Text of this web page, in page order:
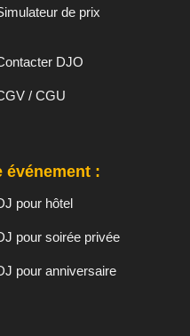
de prix
DJO
/ CGU
événement :
pour hôtel
pour soirée privée
pour anniversaire